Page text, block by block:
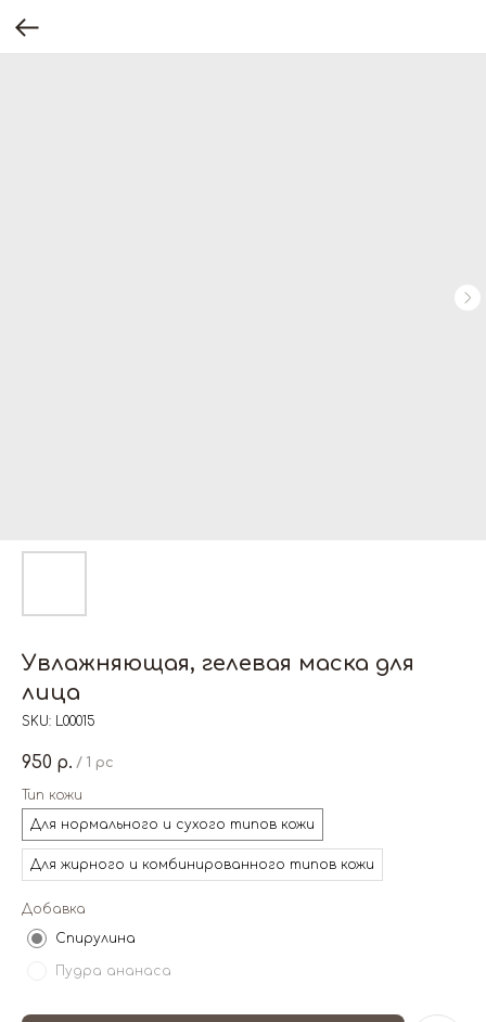
Увлажняющая, гелевая маска для
лица
SKU: L00015
950 р. / 1 pc
Тип кожи
Для нормального и сухого типов кожи
Для жирного и комбинированного типов кожи
Добавка
Спирулина
Пудра ананаса